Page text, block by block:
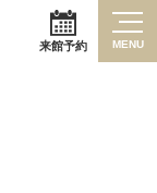
来館予約 MENU